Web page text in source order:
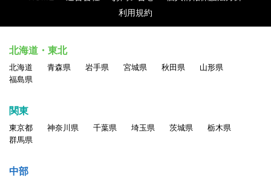
利用規約
北海道・東北
北海道 青森県 岩手県 宮城県 秋田県
山形県
福島県
関東
東京都 神奈川県 千葉県 埼玉県 茨城県
栃木県
群馬県
中部